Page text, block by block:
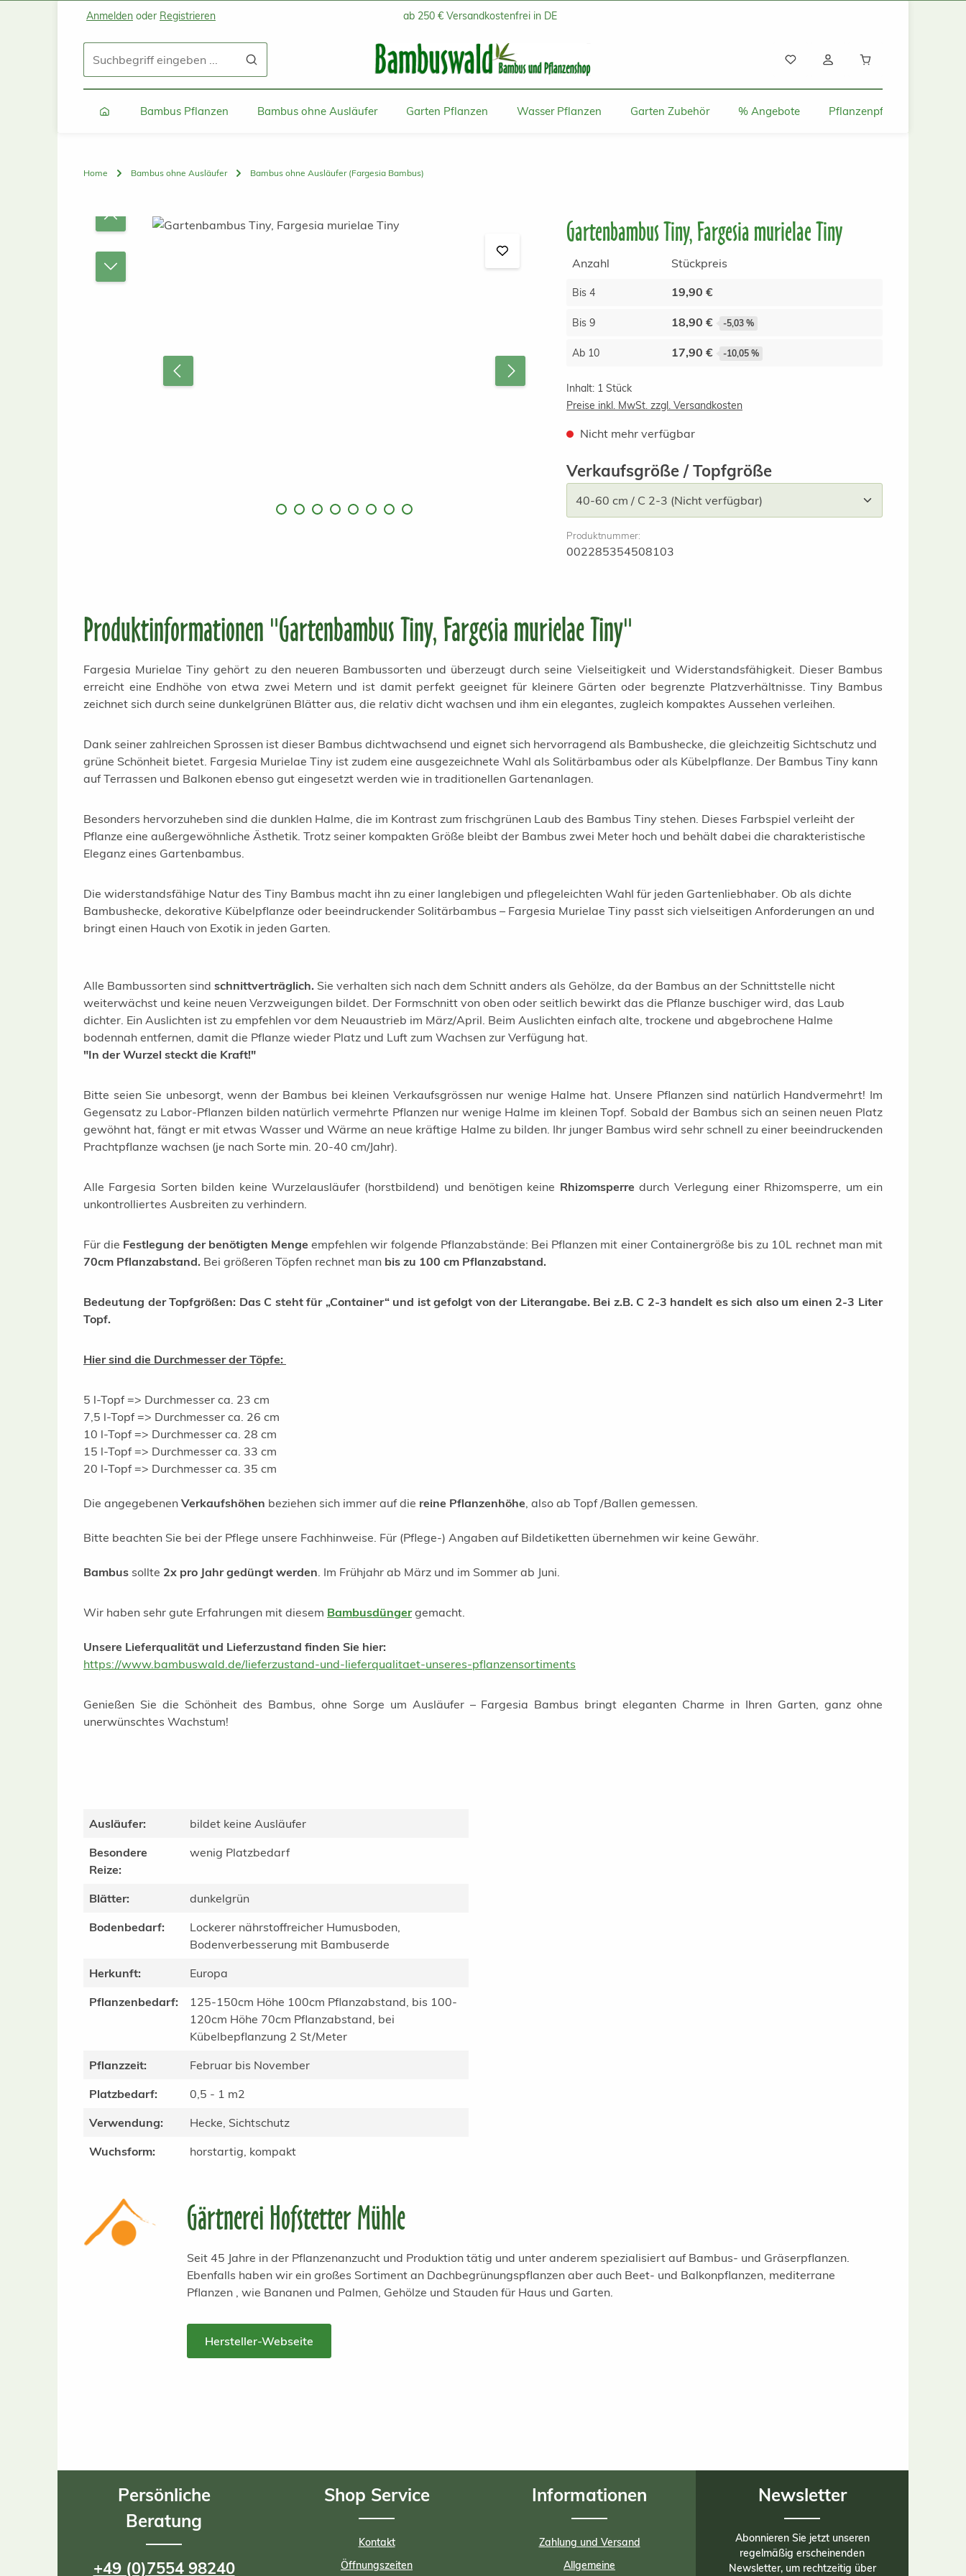
Zum Hauptinhalt springen
Zur Suche springen
Zur Hauptnavigation springen
Anmelden oder Registrieren ab 250 € Versandkostenfrei in DE
Bambus Pflanzen Bambus ohne Ausläufer Garten Pflanzen Wasser Pflanzen Garten Zubehör % Angebote Pflanzenpflege und Tipps
Home Bambus ohne Ausläufer Bambus ohne Ausläufer (Fargesia Bambus)
Bildergalerie überspringen Gartenbambus Tiny, Fargesia murielae Tiny
Anzahl Stückpreis
Bis 4 19,90 €
Bis 9 18,90 € -5,03 %
Ab 10 17,90 € -10,05 %
Inhalt: 1 Stück
Preise inkl. MwSt. zzgl. Versandkosten
Nicht mehr verfügbar
Verkaufsgröße / Topfgrößeauswählen
Produktnummer:
002285354508103
Produktinformationen "Gartenbambus Tiny, Fargesia murielae Tiny"
Fargesia Murielae Tiny gehört zu den neueren Bambussorten und überzeugt durch seine Vielseitigkeit und Widerstandsfähigkeit. Dieser Bambus
erreicht eine Endhöhe von etwa zwei Metern und ist damit perfekt geeignet für kleinere Gärten oder begrenzte Platzverhältnisse. Tiny Bambus
zeichnet sich durch seine dunkelgrünen Blätter aus, die relativ dicht wachsen und ihm ein elegantes, zugleich kompaktes Aussehen verleihen.
Dank seiner zahlreichen Sprossen ist dieser Bambus dichtwachsend und eignet sich hervorragend als Bambushecke, die gleichzeitig Sichtschutz und
grüne Schönheit bietet. Fargesia Murielae Tiny ist zudem eine ausgezeichnete Wahl als Solitärbambus oder als Kübelpflanze. Der Bambus Tiny kann
auf Terrassen und Balkonen ebenso gut eingesetzt werden wie in traditionellen Gartenanlagen.
Besonders hervorzuheben sind die dunklen Halme, die im Kontrast zum frischgrünen Laub des Bambus Tiny stehen. Dieses Farbspiel verleiht der
Pflanze eine außergewöhnliche Ästhetik. Trotz seiner kompakten Größe bleibt der Bambus zwei Meter hoch und behält dabei die charakteristische
Eleganz eines Gartenbambus.
Die widerstandsfähige Natur des Tiny Bambus macht ihn zu einer langlebigen und pflegeleichten Wahl für jeden Gartenliebhaber. Ob als dichte
Bambushecke, dekorative Kübelpflanze oder beeindruckender Solitärbambus – Fargesia Murielae Tiny passt sich vielseitigen Anforderungen an und
bringt einen Hauch von Exotik in jeden Garten.
Alle Bambussorten sind schnittverträglich. Sie verhalten sich nach dem Schnitt anders als Gehölze, da der Bambus an der Schnittstelle nicht
weiterwächst und keine neuen Verzweigungen bildet. Der Formschnitt von oben oder seitlich bewirkt das die Pflanze buschiger wird, das Laub
dichter. Ein Auslichten ist zu empfehlen vor dem Neuaustrieb im März/April. Beim Auslichten einfach alte, trockene und abgebrochene Halme
bodennah entfernen, damit die Pflanze wieder Platz und Luft zum Wachsen zur Verfügung hat.
"In der Wurzel steckt die Kraft!"
Bitte seien Sie unbesorgt, wenn der Bambus bei kleinen Verkaufsgrössen nur wenige Halme hat. Unsere Pflanzen sind natürlich Handvermehrt! Im
Gegensatz zu Labor-Pflanzen bilden natürlich vermehrte Pflanzen nur wenige Halme im kleinen Topf. Sobald der Bambus sich an seinen neuen Platz
gewöhnt hat, fängt er mit etwas Wasser und Wärme an neue kräftige Halme zu bilden. Ihr junger Bambus wird sehr schnell zu einer beeindruckenden
Prachtpflanze wachsen (je nach Sorte min. 20-40 cm/Jahr).
Alle Fargesia Sorten bilden keine Wurzelausläufer (horstbildend) und benötigen keine Rhizomsperre durch Verlegung einer Rhizomsperre, um ein
unkontrolliertes Ausbreiten zu verhindern.
Für die Festlegung der benötigten Menge empfehlen wir folgende Pflanzabstände: Bei Pflanzen mit einer Containergröße bis zu 10L rechnet man mit
70cm Pflanzabstand. Bei größeren Töpfen rechnet man bis zu 100 cm Pflanzabstand.
Bedeutung der Topfgrößen: Das C steht für „Container“ und ist gefolgt von der Literangabe. Bei z.B. C 2-3 handelt es sich also um einen 2-3 Liter
Topf.
Hier sind die Durchmesser der Töpfe:
5 l-Topf => Durchmesser ca. 23 cm
7,5 l-Topf => Durchmesser ca. 26 cm
10 l-Topf => Durchmesser ca. 28 cm
15 l-Topf => Durchmesser ca. 33 cm
20 l-Topf => Durchmesser ca. 35 cm
Die angegebenen Verkaufshöhen beziehen sich immer auf die reine Pflanzenhöhe, also ab Topf /Ballen gemessen.
Bitte beachten Sie bei der Pflege unsere Fachhinweise. Für (Pflege-) Angaben auf Bildetiketten übernehmen wir keine Gewähr.
Bambus sollte 2x pro Jahr gedüngt werden. Im Frühjahr ab März und im Sommer ab Juni.
Wir haben sehr gute Erfahrungen mit diesem Bambusdünger gemacht.
Unsere Lieferqualität und Lieferzustand finden Sie hier:
https://www.bambuswald.de/lieferzustand-und-lieferqualitaet-unseres-pflanzensortiments
Genießen Sie die Schönheit des Bambus, ohne Sorge um Ausläufer – Fargesia Bambus bringt eleganten Charme in Ihren Garten, ganz ohne
unerwünschtes Wachstum!
Ausläufer:
bildet keine Ausläufer
Besondere
Reize:
wenig Platzbedarf
Blätter:
dunkelgrün
Bodenbedarf:
Lockerer nährstoffreicher Humusboden,
Bodenverbesserung mit Bambuserde
Herkunft:
Europa
Pflanzenbedarf:
125-150cm Höhe 100cm Pflanzabstand, bis 100-
120cm Höhe 70cm Pflanzabstand, bei
Kübelbepflanzung 2 St/Meter
Pflanzzeit:
Februar bis November
Platzbedarf:
0,5 - 1 m2
Verwendung:
Hecke, Sichtschutz
Wuchsform:
horstartig, kompakt
Gärtnerei Hofstetter Mühle
Seit 45 Jahre in der Pflanzenanzucht und Produktion tätig und unter anderem spezialisiert auf Bambus- und Gräserpflanzen.
Ebenfalls haben wir ein großes Sortiment an Dachbegrünungspflanzen aber auch Beet- und Balkonpflanzen, mediterrane
Pflanzen , wie Bananen und Palmen, Gehölze und Stauden für Haus und Garten.
Hersteller-Webseite
Persönliche
Beratung
+49 (0)7554 98240
Shop Service
Kontakt
Öffnungszeiten
Informationen
Zahlung und Versand
Allgemeine
Newsletter
Abonnieren Sie jetzt unseren
regelmäßig erscheinenden
Newsletter, um rechtzeitig über